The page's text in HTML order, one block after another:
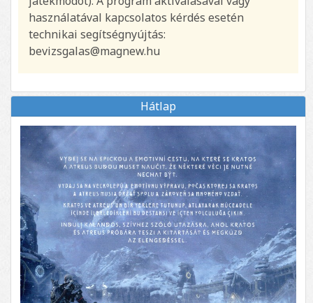
használatával kapcsolatos kérdés esetén
technikai segítségnyújtás:
bevizsgalas@magnew.hu
Hátlap